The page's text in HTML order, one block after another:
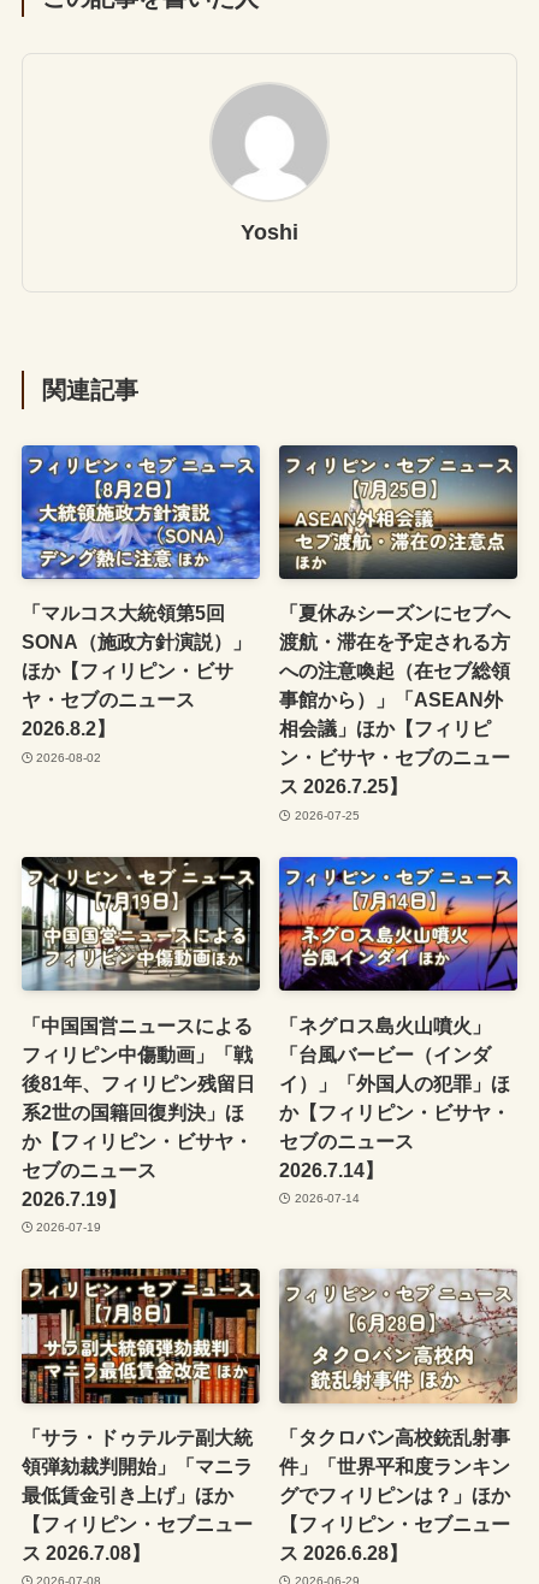
Yoshi
関連記事
「マルコス大統領第5回
SONA（施政方針演説）」
ほか【フィリピン・ビサ
ヤ・セブのニュース
2026.8.2】
2026-08-02
「夏休みシーズンにセブへ
渡航・滞在を予定される方
への注意喚起（在セブ総領
事館から）」「ASEAN外
相会議」ほか【フィリピ
ン・ビサヤ・セブのニュー
ス 2026.7.25】
2026-07-25
「中国国営ニュースによる
フィリピン中傷動画」「戦
後81年、フィリピン残留日
系2世の国籍回復判決」ほ
か【フィリピン・ビサヤ・
セブのニュース
2026.7.19】
2026-07-19
「ネグロス島火山噴火」
「台風バービー（インダ
イ）」「外国人の犯罪」ほ
か【フィリピン・ビサヤ・
セブのニュース
2026.7.14】
2026-07-14
「サラ・ドゥテルテ副大統
領弾劾裁判開始」「マニラ
最低賃金引き上げ」ほか
【フィリピン・セブニュー
ス 2026.7.08】
2026-07-08
「タクロバン高校銃乱射事
件」「世界平和度ランキン
グでフィリピンは？」ほか
【フィリピン・セブニュー
ス 2026.6.28】
2026-06-29